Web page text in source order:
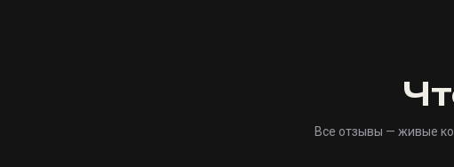
Все отзывы — живые